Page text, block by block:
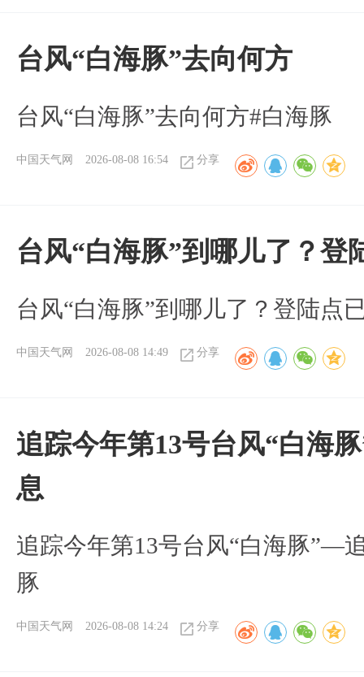
台风“白海豚”去向何方
台风“白海豚”去向何方#白海豚
中国天气网 2026-08-08 16:54 分享
台风“白海豚”到哪儿了？登
台风“白海豚”到哪儿了？登陆点
中国天气网 2026-08-08 14:49 分享
追踪今年第13号台风“白海
息
追踪今年第13号台风“白海豚”—
豚
中国天气网 2026-08-08 14:24 分享